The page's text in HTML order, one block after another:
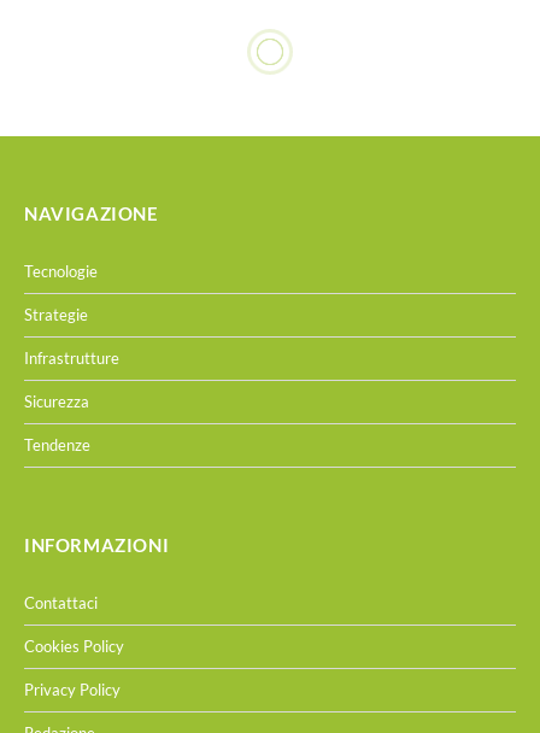
NAVIGAZIONE
Tecnologie
Strategie
Infrastrutture
Sicurezza
Tendenze
INFORMAZIONI
Contattaci
Cookies Policy
Privacy Policy